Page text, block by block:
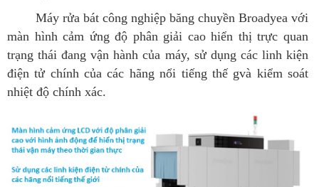
Máy rửa bát công nghiệp băng chuyền Broadyea với
màn hình cảm ứng độ phân giải cao hiển thị trực quan
trạng thái đang vận hành của máy, sử dụng các linh kiện
điện tử chính của các hãng nổi tiếng thế gvà kiểm soát
nhiệt độ chính xác.